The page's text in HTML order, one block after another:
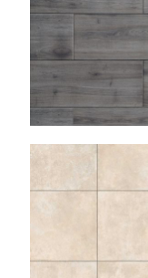
LISTONE
BASIC